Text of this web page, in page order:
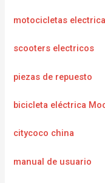
motocicletas
scooters electricos
piezas de repuesto
bicicleta eléctrica
citycoco china
manual de usuario